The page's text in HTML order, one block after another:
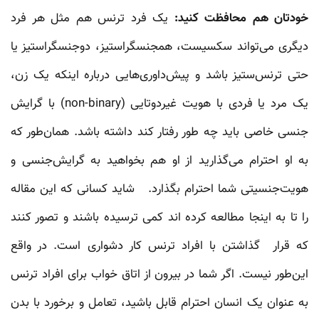
خودتان هم محافظت کنید: یک فرد ترنس هم مثل هر فرد
دیگری می‌تواند سکسیست، همجنسگراستیز، دوجنسگراستیز یا
حتی ترنس‌ستیز باشد و پیش‌داوری‌هایی درباره اینکه یک زن،
یک مرد یا فردی با هویت‌ غیردوتایی (non-binary) با گرایش
جنسی خاصی باید چه طور رفتار کند داشته باشد. همان‌طور که
به او احترام می‌گذارید از او هم بخواهید به گرایش‌جنسی و
هویت‌جنسیتی شما احترام بگذارد. شاید کسانی که این مقاله
را تا به اینجا مطالعه کرده اند کمی ترسیده باشند و تصور کنند
که قرار گذاشتن با افراد ترنس کار دشواری است. در واقع
این‌طور نیست. اگر شما در بیرون از اتاق خواب برای افراد ترنس
به عنوان یک انسان احترام قابل باشید، تعامل و برخورد با بدن